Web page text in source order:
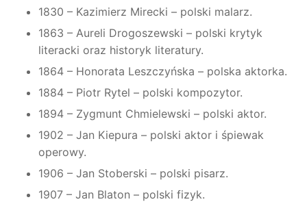
1830 – Kazimierz Mirecki – polski malarz.
1863 – Aureli Drogoszewski – polski krytyk
literacki oraz historyk literatury.
1864 – Honorata Leszczyńska – polska aktorka.
1884 – Piotr Rytel – polski kompozytor.
1894 – Zygmunt Chmielewski – polski aktor.
1902 – Jan Kiepura – polski aktor i śpiewak
operowy.
1906 – Jan Stoberski – polski pisarz.
1907 – Jan Blaton – polski fizyk.